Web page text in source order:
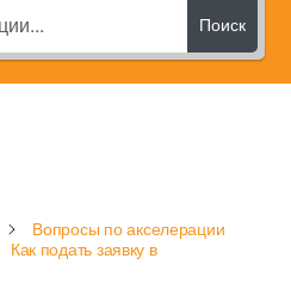
Поиск
Вопросы по акселерации
Как подать заявку в